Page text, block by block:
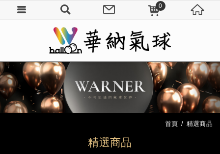
精選商品
首頁 精選商品
0